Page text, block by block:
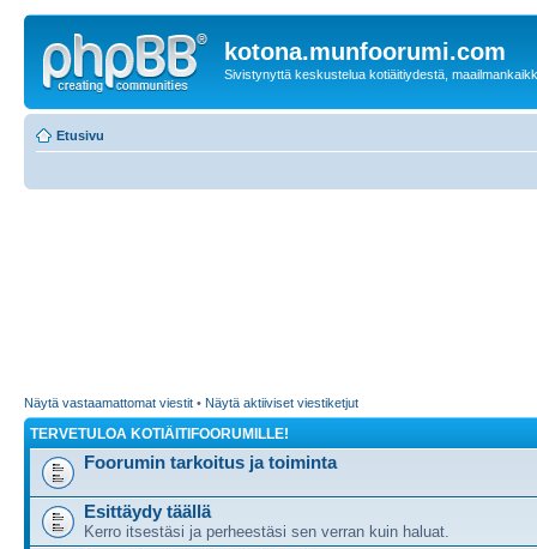
kotona.munfoorumi.com
Sivistynyttä keskustelua kotiäitiydestä,
Etusivu
Näytä vastaamattomat viestit • Näytä aktiiviset viestiketjut
TERVETULOA KOTIÄITIFOORUMILLE!
Foorumin tarkoitus ja toiminta
Esittäydy täällä
Kerro itsestäsi ja perheestäsi sen verran kuin haluat.